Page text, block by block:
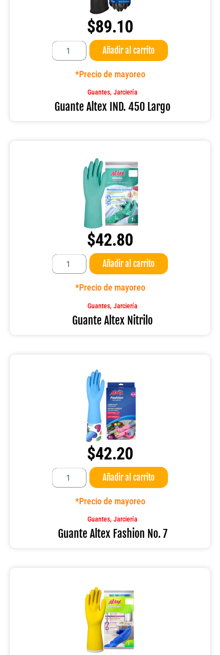
$89.10
Guante
IND.
Añadir al carrito
*Precio de mayoreo
Guantes, Jarciería
Guante Altex IND. 450 Largo
$42.80
Guante
Nitrilo
Añadir al carrito
*Precio de mayoreo
Guantes, Jarciería
Guante Altex Nitrilo
$42.20
Guante
Fashion
Añadir al carrito
*Precio de mayoreo
Guantes, Jarciería
Guante Altex Fashion No. 7